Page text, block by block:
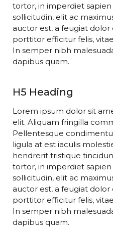
tortor, in imperdiet
sollicitudin, elit ac
auctor est, a feugiat dolor
porttitor efficitur felis,
In semper nibh
dapibus quam.
H5 Heading
Lorem ipsum dolor sit
elit. Aliquam fringilla
Pellentesque
ligula at est iaculis
hendrerit tristique
tortor, in imperdiet
sollicitudin, elit ac
auctor est, a feugiat dolor
porttitor efficitur felis,
In semper nibh
dapibus quam.